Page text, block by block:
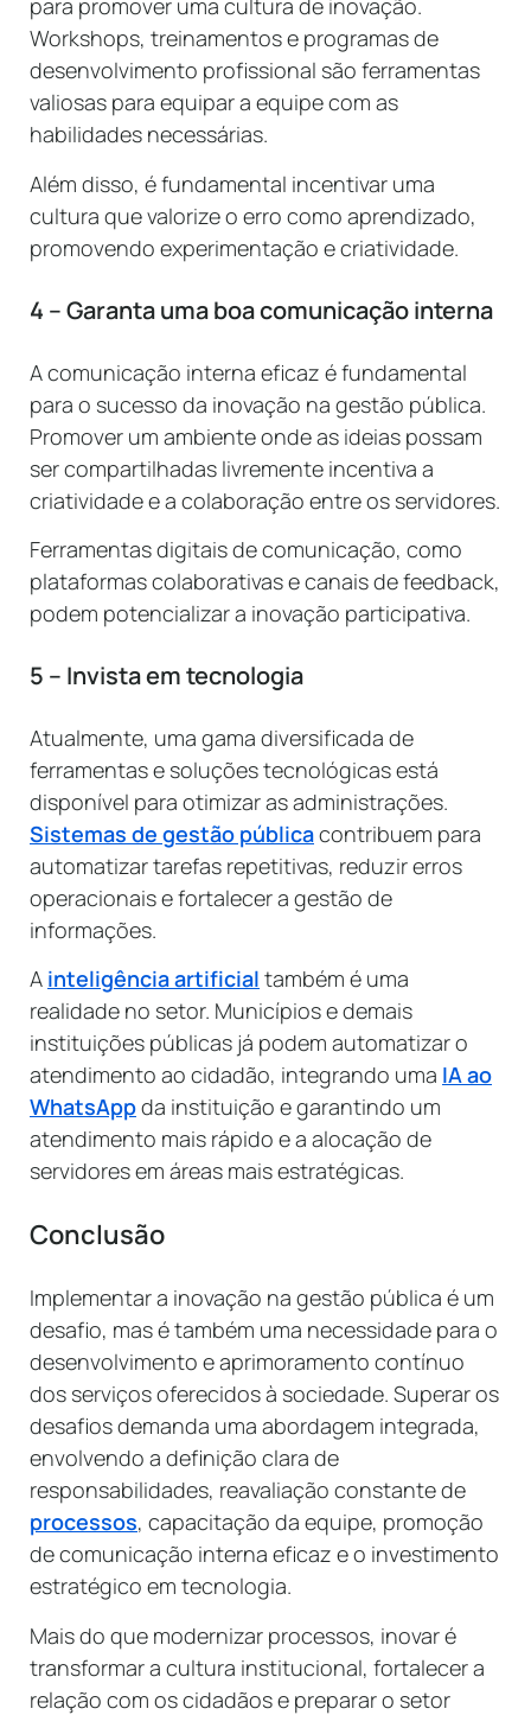
para promover uma cultura de inovação.
Workshops, treinamentos e programas de
desenvolvimento profissional são ferramentas
valiosas para equipar a equipe com as
habilidades necessárias.
Além disso, é fundamental incentivar uma
cultura que valorize o erro como aprendizado,
promovendo experimentação e criatividade.
4 – Garanta uma boa comunicação interna
A comunicação interna eficaz é fundamental
para o sucesso da inovação na gestão pública.
Promover um ambiente onde as ideias possam
ser compartilhadas livremente incentiva a
criatividade e a colaboração entre os servidores.
Ferramentas digitais de comunicação, como
plataformas colaborativas e canais de feedback,
podem potencializar a inovação participativa.
5 – Invista em tecnologia
Atualmente, uma gama diversificada de
ferramentas e soluções tecnológicas está
disponível para otimizar as administrações.
Sistemas de gestão públicacontribuem para
automatizar tarefas repetitivas, reduzir erros
operacionais e fortalecer a gestão de
informações.
A inteligência artificial também é uma
realidade no setor. Municípios e demais
instituições públicas já podem automatizar o
atendimento ao cidadão, integrando uma IA ao
WhatsAppda instituição e garantindo um
atendimento mais rápido e a alocação de
servidores em áreas mais estratégicas.
Conclusão
Implementar a inovação na gestão pública é um
desafio, mas é também uma necessidade para o
desenvolvimento e aprimoramento contínuo
dos serviços oferecidos à sociedade. Superar os
desafios demanda uma abordagem integrada,
envolvendo a definição clara de
responsabilidades, reavaliação constante de
processos, capacitação da equipe, promoção
de comunicação interna eficaz e o investimento
estratégico em tecnologia.
Mais do que modernizar processos, inovar é
transformar a cultura institucional, fortalecer a
relação com os cidadãos e preparar o setor